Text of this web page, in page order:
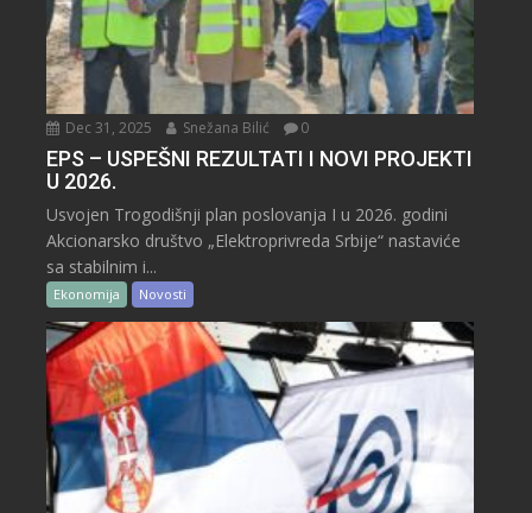
Dec 31, 2025 Snežana Bilić 0
EPS – USPEŠNI REZULTATI I NOVI PROJEKTI
U 2026.
Usvojen Trogodišnji plan poslovanja I u 2026. godini
Akcionarsko društvo „Elektroprivreda Srbije“ nastaviće
sa stabilnim i...
Ekonomija Novosti